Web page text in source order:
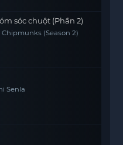
sóc chuột (Phần 2)
Chipmunks (Season 2)
Senla